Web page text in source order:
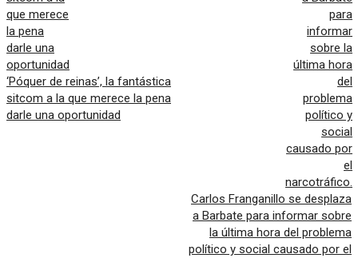
‘Póquer de reinas’, la fantástica
sitcom a la que merece la pena
darle una oportunidad
Carlos Franganillo se desplaza
a Barbate para informar sobre
la última hora del problema
político y social causado por el